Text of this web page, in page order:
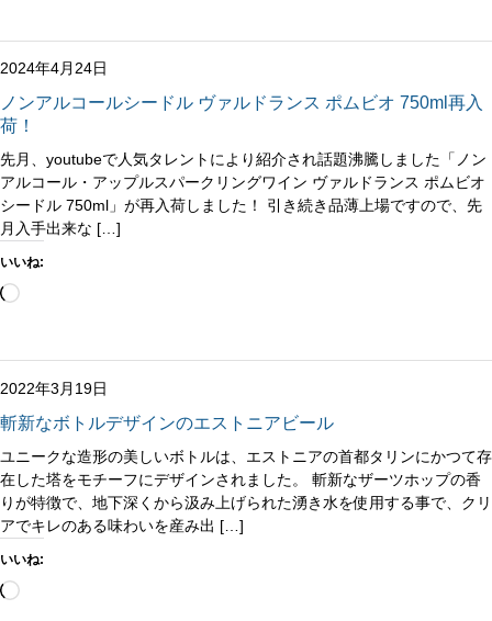
み
中…
2024年4月24日
ノンアルコールシードル ヴァルドランス ポムビオ 750ml再入
荷！
先月、youtubeで人気タレントにより紹介され話題沸騰しました「ノン
アルコール・アップルスパークリングワイン ヴァルドランス ポムビオ
シードル 750ml」が再入荷しました！ 引き続き品薄上場ですので、先
月入手出来な […]
いいね:
読
み
中…
2022年3月19日
斬新なボトルデザインのエストニアビール
ユニークな造形の美しいボトルは、エストニアの首都タリンにかつて存
在した塔をモチーフにデザインされました。 斬新なザーツホップの香
りが特徴で、地下深くから汲み上げられた湧き水を使用する事で、クリ
アでキレのある味わいを産み出 […]
いいね:
読